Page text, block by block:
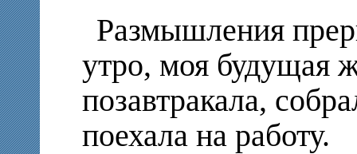
Размышления
утро, моя будущая
позавтракала,
поехала на работу.